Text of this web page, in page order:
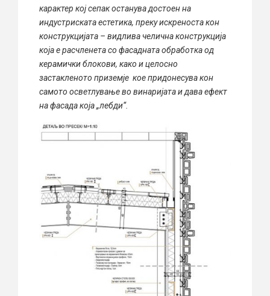
карактер кој сепак останува достоен на
индустриската естетика, преку искреноста кон
конструкцијата – видлива челична конструкција
која е расчленета со фасадната обработка од
керамички блокови, како и целосно
застакленото приземје кое придонесува кон
самото осветлување во винаријата и дава ефект
на фасада која „лебди“.